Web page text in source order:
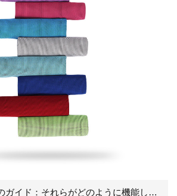
冷却タオルの究極のガイド：それらがどのように機能し、なぜ必要なのか